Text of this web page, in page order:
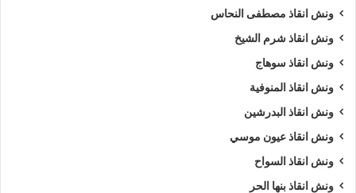
ونش انقاذ مصطفى النحاس
ونش انقاذ شرم الشيخ
ونش انقاذ سوهاج
ونش انقاذ المنوفية
ونش انقاذ البدرشين
ونش انقاذ عيون موسي
ونش انقاذ السواح
ونش انقاذ بنها الحر